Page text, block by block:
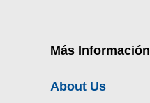
Más Información
About Us